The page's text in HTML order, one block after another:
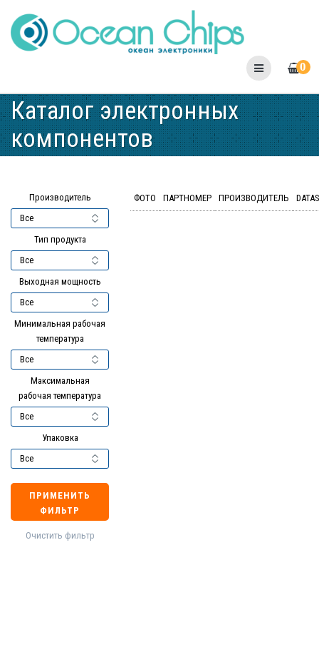
to
content
0
Каталог электронных
компонентов
Производитель
Тип продукта
Выходная мощность
Минимальная рабочая
температура
Максимальная
рабочая температура
Упаковка
ПРИМЕНИТЬ
ФИЛЬТР
Очистить фильтр
ФОТО ПАРТНОМЕР ПРОИЗВОДИТЕЛЬ